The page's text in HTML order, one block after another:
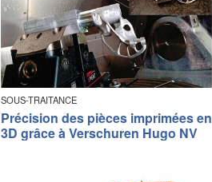
SOUS-TRAITANCE
Précision des pièces imprimées en
3D grâce à Verschuren Hugo NV